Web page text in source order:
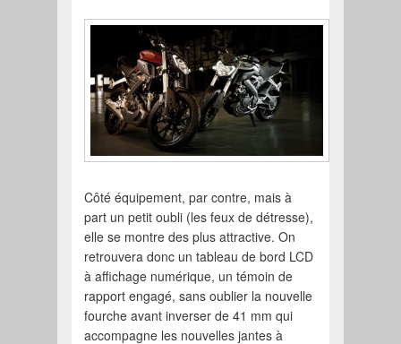
Côté équipement, par contre, mais à
part un petit oubli (les feux de détresse),
elle se montre des plus attractive. On
retrouvera donc un tableau de bord LCD
à affichage numérique, un témoin de
rapport engagé, sans oublier la nouvelle
fourche avant inverser de 41 mm qui
accompagne les nouvelles jantes à